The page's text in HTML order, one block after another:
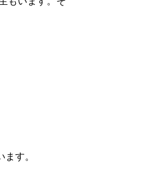
す。